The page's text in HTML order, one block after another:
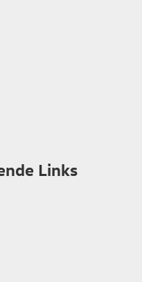
Links